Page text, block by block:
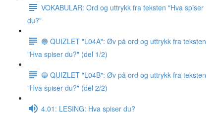
VOKABULAR: Ord og uttrykk fra teksten "Hva spiser
du?"
🔵 QUIZLET "L04A": Øv på ord og uttrykk fra teksten
"Hva spiser du?" (del 1/2)
🔵 QUIZLET "L04B": Øv på ord og uttrykk fra teksten
"Hva spiser du?" (del 2/2)
4.01: LESING: Hva spiser du?